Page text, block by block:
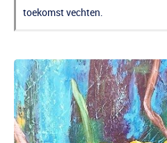
toekomst vechten.